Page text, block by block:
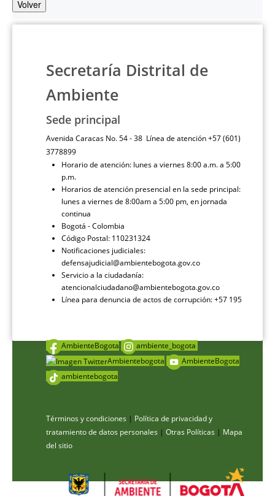
Volver
Secretaría Distrital de
Ambiente
Sede principal
Avenida Caracas No. 54 - 38 Línea de atención +57 (601)
3778899
Horario de atención: lunes a viernes 8:00 a.m. a 5:00
p.m.
Horarios de atención presencial en la sede principal:
lunes a viernes de 8:00am a 5:00 pm, en jornada
continua
Bogotá - Colombia
Código Postal: 110231324
Notificaciones judiciales:
defensajudicial@ambientebogota.gov.co
Servicio a la ciudadanía:
atencionalciudadano@ambientebogota.gov.co
Línea para denuncia de actos de corrupción: +57 195
AmbienteBogota
ambiente_bogota
Ambientebogota
AmbienteBogota
ambientebogota
Términos y condiciones | Política de privacidad y
tratamiento de datos personales | Otras Políticas | Mapa
del sitio